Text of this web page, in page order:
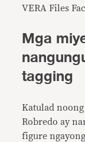
VERA Files
Mga
tagging
Katulad
Robredo ay
figure